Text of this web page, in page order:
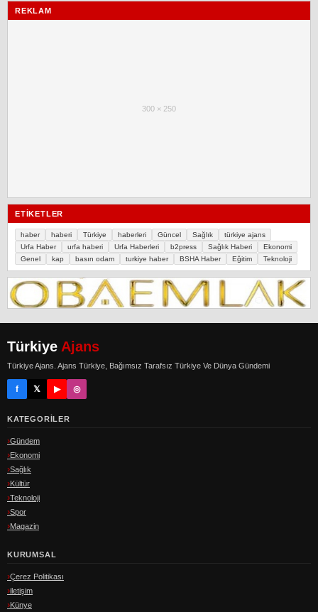
REKLAM
300 × 250
ETIKETLER
haber haberi Türkiye haberleri Güncel Sağlık
türkiye ajans
Urfa Haber
urfa haberi Urfa Haberleri b2press Sağlık Haberi
Ekonomi
Genel
kap basın odam turkiye haber BSHA Haber Eğitim Teknoloji
Türkiye Ajans
Türkiye Ajans. Ajans Türkiye, Bağımsız Tarafsız Türkiye Ve Dünya Gündemi
f 𝕏 ▶ ◎
KATEGORILER
Gündem
Ekonomi
Sağlık
Kültür
Teknoloji
Spor
Magazin
KURUMSAL
Çerez Politikası
iletişim
Künye